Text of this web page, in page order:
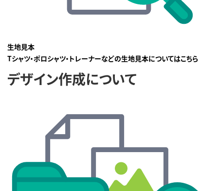
生地見本
Tシャツ・ポロシャツ・トレーナーなどの生地見本についてはこちら
デザイン作成について